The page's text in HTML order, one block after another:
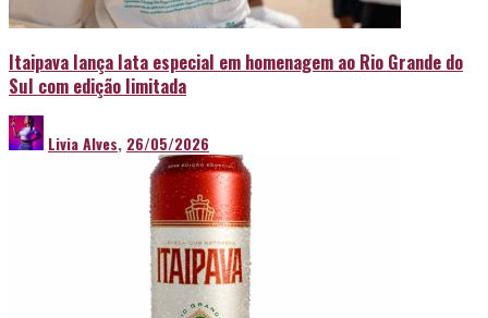
Itaipava lança lata especial em homenagem ao Rio Grande do
Sul com edição limitada
Livia Alves, 26/05/2026